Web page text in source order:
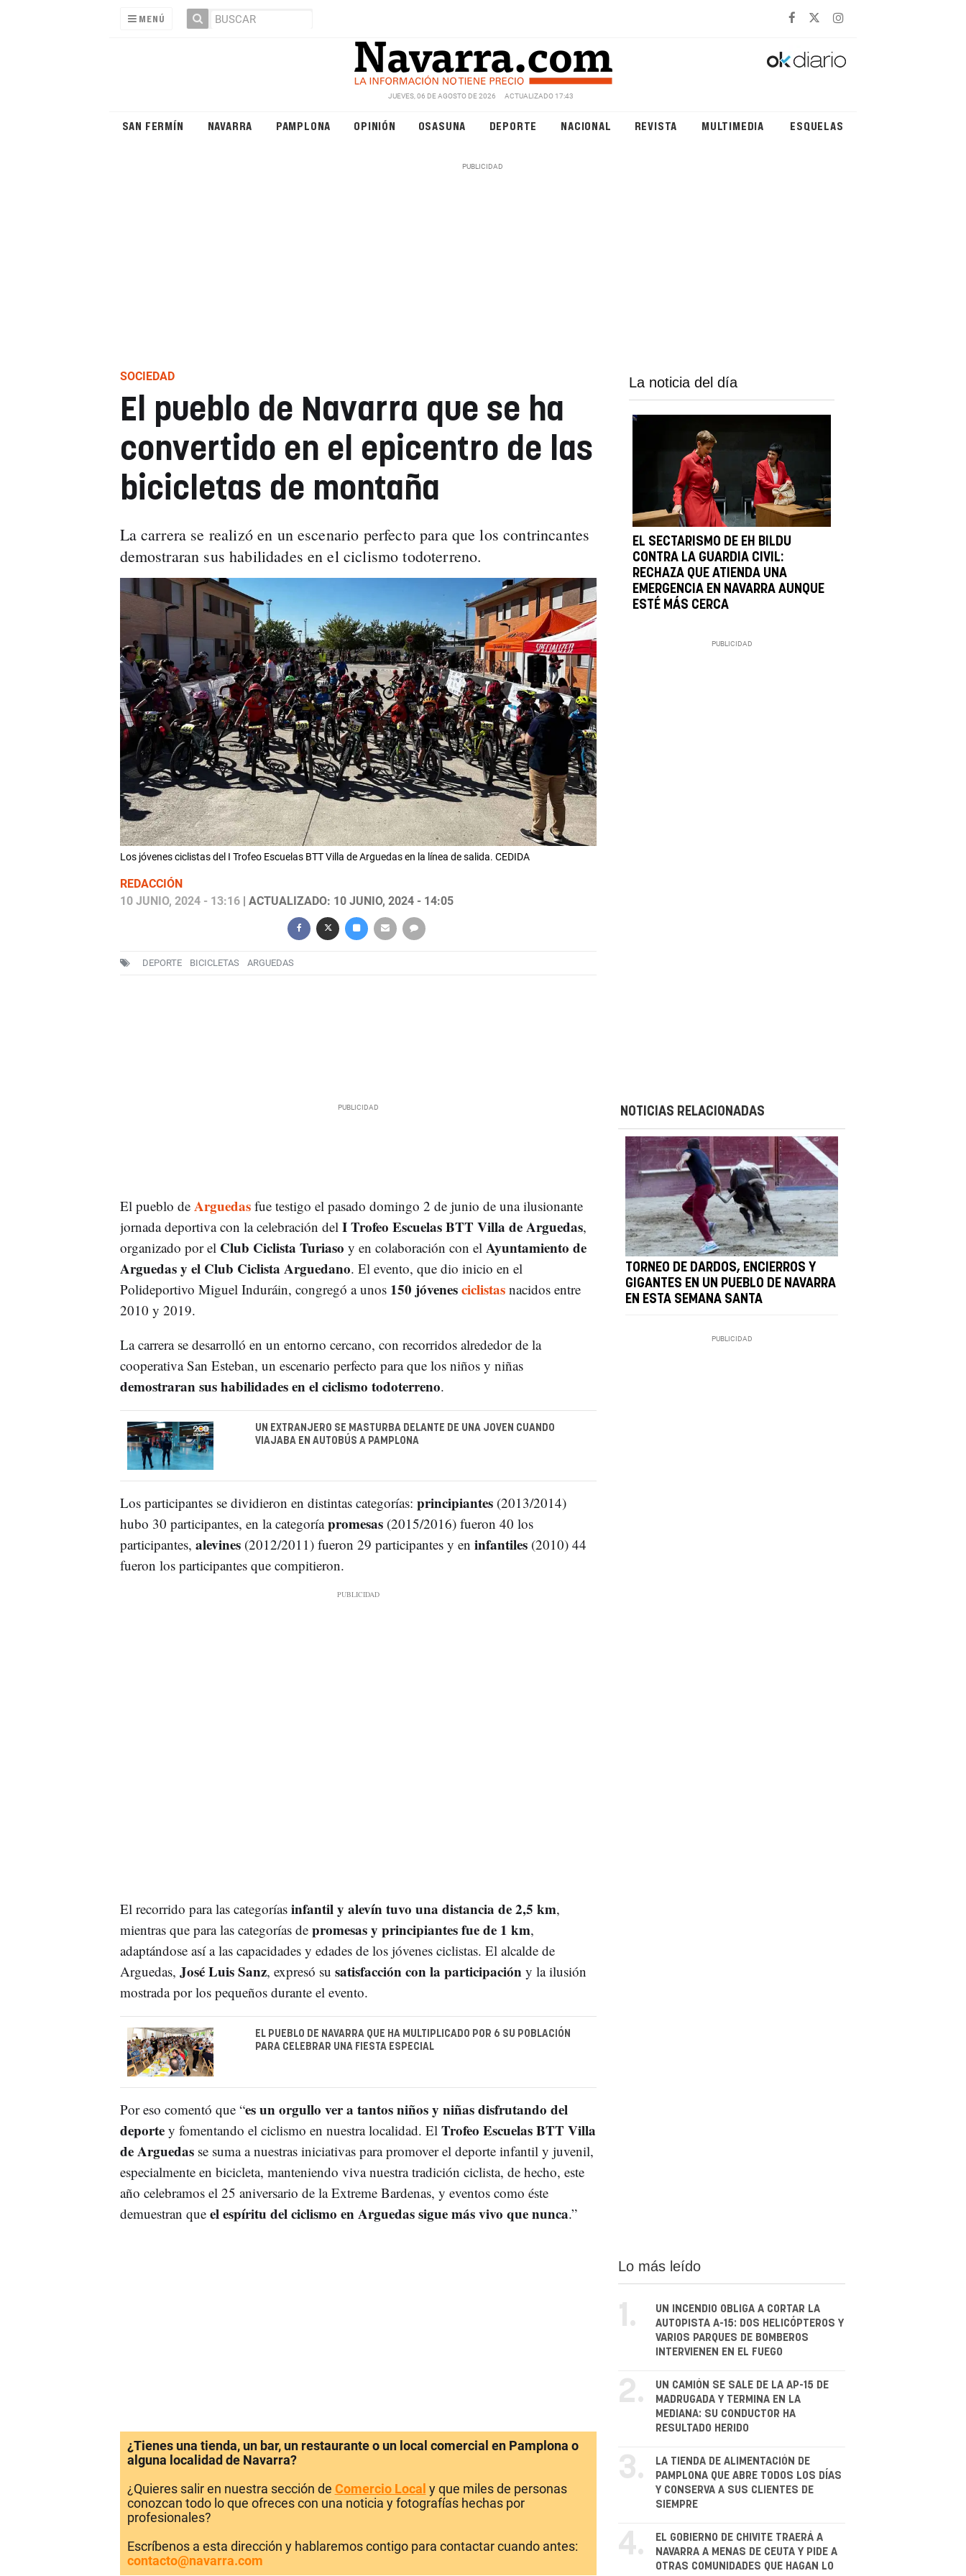
MENÚ
JUEVES, 06 DE AGOSTO DE 2026 ACTUALIZADO 17:43
SAN FERMÍN NAVARRA PAMPLONA OPINIÓN OSASUNA DEPORTE NACIONAL REVISTA MULTIMEDIA ESQUELAS
SOCIEDAD
El pueblo de Navarra que se ha
convertido en el epicentro de las
bicicletas de montaña
La carrera se realizó en un escenario perfecto para que los contrincantes
demostraran sus habilidades en el ciclismo todoterreno.
Los jóvenes ciclistas del I Trofeo Escuelas BTT Villa de Arguedas en la línea de salida. CEDIDA
REDACCIÓN
10 JUNIO, 2024 - 13:16| ACTUALIZADO: 10 JUNIO, 2024 - 14:05
DEPORTE BICICLETAS ARGUEDAS
La noticia del día
EL SECTARISMO DE EH BILDU
CONTRA LA GUARDIA CIVIL:
RECHAZA QUE ATIENDA UNA
EMERGENCIA EN NAVARRA AUNQUE
ESTÉ MÁS CERCA
El pueblo de Arguedas fue testigo el pasado domingo 2 de junio de una ilusionante
jornada deportiva con la celebración del I Trofeo Escuelas BTT Villa de Arguedas,
organizado por el Club Ciclista Turiaso y en colaboración con el Ayuntamiento de
Arguedas y el Club Ciclista Arguedano. El evento, que dio inicio en el
Polideportivo Miguel Induráin, congregó a unos 150 jóvenes ciclistas nacidos entre
2010 y 2019.
La carrera se desarrolló en un entorno cercano, con recorridos alrededor de la
cooperativa San Esteban, un escenario perfecto para que los niños y niñas
demostraran sus habilidades en el ciclismo todoterreno.
UN EXTRANJERO SE MASTURBA DELANTE DE UNA JOVEN CUANDO
VIAJABA EN AUTOBÚS A PAMPLONA
Los participantes se dividieron en distintas categorías: principiantes (2013/2014)
hubo 30 participantes, en la categoríapromesas (2015/2016) fueron 40 los
participantes, alevines (2012/2011) fueron 29 participantes y en infantiles(2010) 44
fueron los participantes que compitieron.
El recorrido para las categorías infantil y alevín tuvo una distancia de 2,5 km,
mientras que para las categorías de promesas y principiantes fue de 1 km,
adaptándose así a las capacidades y edades de los jóvenes ciclistas. El alcalde de
Arguedas, José Luis Sanz, expresó su satisfacción con la participacióny la ilusión
mostrada por los pequeños durante el evento.
EL PUEBLO DE NAVARRA QUE HA MULTIPLICADO POR 6 SU POBLACIÓN
PARA CELEBRAR UNA FIESTA ESPECIAL
Por eso comentó que “es un orgullo ver a tantos niños y niñas disfrutando del
deportey fomentando el ciclismo en nuestra localidad. El Trofeo Escuelas BTT Villa
de Arguedasse suma a nuestras iniciativas para promover el deporte infantil y juvenil,
especialmente en bicicleta, manteniendo viva nuestra tradición ciclista, de hecho, este
año celebramos el 25 aniversario de la Extreme Bardenas, y eventos como éste
demuestran que el espíritu del ciclismo en Arguedas sigue más vivo que nunca.”
NOTICIAS RELACIONADAS
TORNEO DE DARDOS, ENCIERROS Y
GIGANTES EN UN PUEBLO DE NAVARRA
EN ESTA SEMANA SANTA
¿Tienes una tienda, un bar, un restaurante o un local comercial en Pamplona o
alguna localidad de Navarra?
¿Quieres salir en nuestra sección de Comercio Local y que miles de personas
conozcan todo lo que ofreces con una noticia y fotografías hechas por
profesionales?
Escríbenos a esta dirección y hablaremos contigo para contactar cuando antes:
contacto@navarra.com
Lo más leído
1.
UN INCENDIO OBLIGA A CORTAR LA
AUTOPISTA A-15: DOS HELICÓPTEROS Y
VARIOS PARQUES DE BOMBEROS
INTERVIENEN EN EL FUEGO
2.
UN CAMIÓN SE SALE DE LA AP-15 DE
MADRUGADA Y TERMINA EN LA
MEDIANA: SU CONDUCTOR HA
RESULTADO HERIDO
3.
LA TIENDA DE ALIMENTACIÓN DE
PAMPLONA QUE ABRE TODOS LOS DÍAS
Y CONSERVA A SUS CLIENTES DE
SIEMPRE
4.
EL GOBIERNO DE CHIVITE TRAERÁ A
NAVARRA A MENAS DE CEUTA Y PIDE A
OTRAS COMUNIDADES QUE HAGAN LO